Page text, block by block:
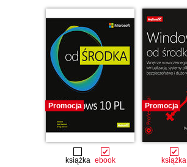
Promocja
książka ebook
Promocja
książka